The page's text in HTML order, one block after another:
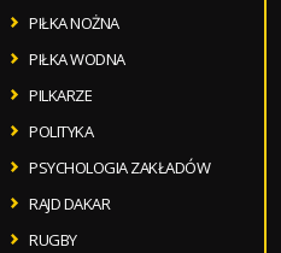
PIŁKA NOŻNA
PIŁKA WODNA
PILKARZE
POLITYKA
PSYCHOLOGIA ZAKŁADÓW
RAJD DAKAR
RUGBY